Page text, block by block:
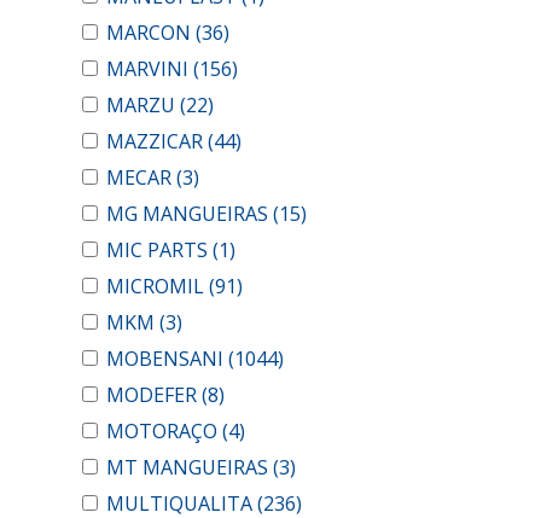
MARCON (36)
MARVINI (156)
MARZU (22)
MAZZICAR(44)
MECAR(3)
MG MANGUEIRAS (15)
MIC PARTS (1)
MICROMIL(91)
MKM (3)
MOBENSANI (1044)
MODEFER(8)
MOTORAÇO (4)
MT MANGUEIRAS (3)
MULTIQUALITA(236)